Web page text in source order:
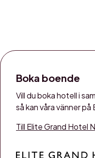
Boka boende
Vill du boka hotell i
så kan våra vänner
Till Elite Grand Hotel